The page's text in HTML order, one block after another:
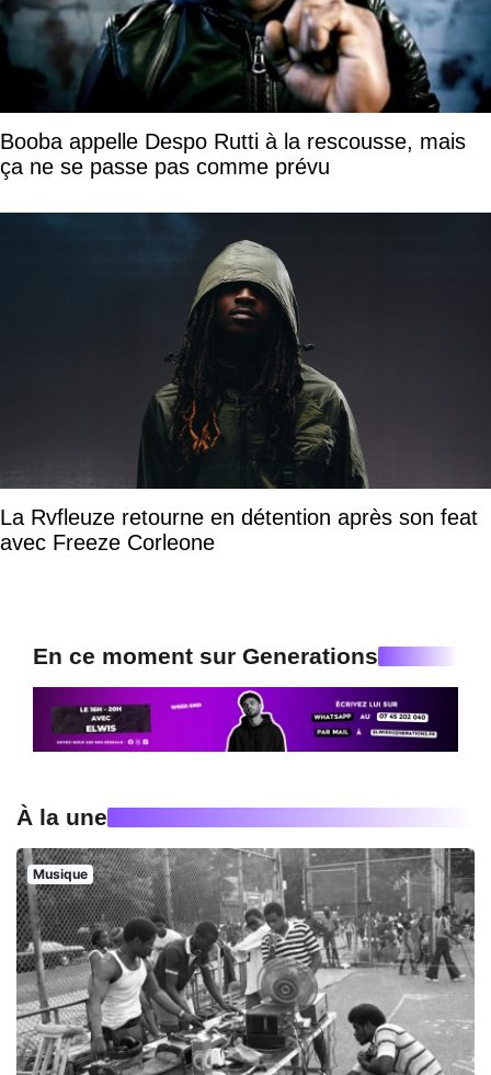
Booba appelle Despo Rutti à la rescousse, mais
ça ne se passe pas comme prévu
La Rvfleuze retourne en détention après son feat
avec Freeze Corleone
En ce moment sur Generations
À la une
Musique